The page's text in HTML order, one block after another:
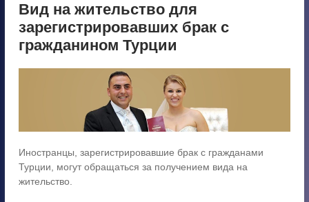
Вид на жительство для
зарегистрировавших брак с
гражданином Турции
Иностранцы, зарегистрировавшие брак с гражданами
Турции, могут обращаться за получением вида на
жительство.